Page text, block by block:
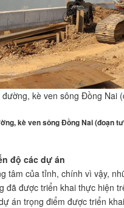
kè ven sông Đồng Nai
kè ven sông Đồng Nai (đoạn
độ các dự án
tâm của tỉnh, chính vì vậy,
đã được triển khai thực hiện
án trọng điểm được triển